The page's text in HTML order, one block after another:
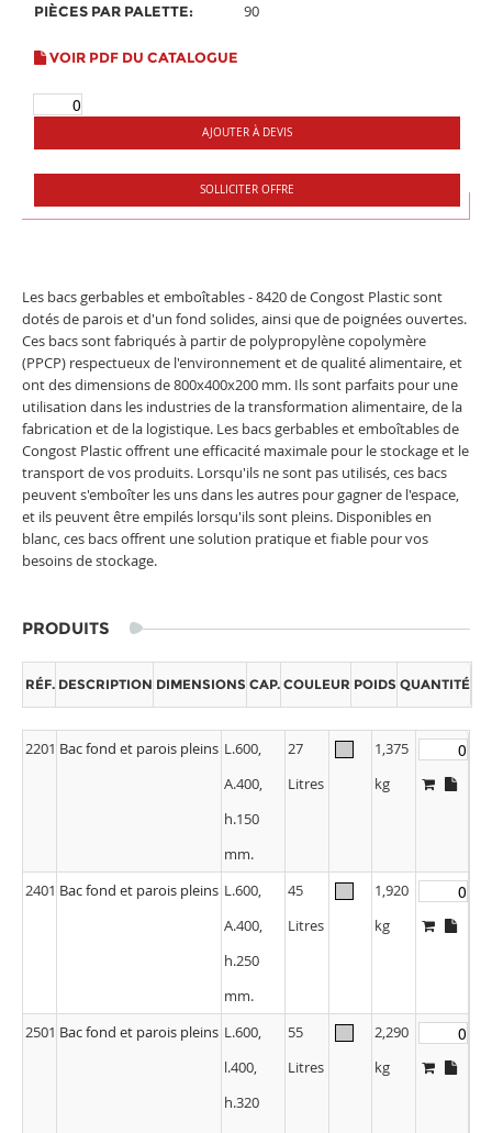
PIÈCES PAR PALETTE: 90
VOIR PDF DU CATALOGUE
AJOUTER À DEVIS
SOLLICITER OFFRE
Les bacs gerbables et emboîtables - 8420 de Congost Plastic sont
dotés de parois et d'un fond solides, ainsi que de poignées ouvertes.
Ces bacs sont fabriqués à partir de polypropylène copolymère
(PPCP) respectueux de l'environnement et de qualité alimentaire, et
ont des dimensions de 800x400x200 mm. Ils sont parfaits pour une
utilisation dans les industries de la transformation alimentaire, de la
fabrication et de la logistique. Les bacs gerbables et emboîtables de
Congost Plastic offrent une efficacité maximale pour le stockage et le
transport de vos produits. Lorsqu'ils ne sont pas utilisés, ces bacs
peuvent s'emboîter les uns dans les autres pour gagner de l'espace,
et ils peuvent être empilés lorsqu'ils sont pleins. Disponibles en
blanc, ces bacs offrent une solution pratique et fiable pour vos
besoins de stockage.
PRODUITS
RÉF. DESCRIPTION DIMENSIONS CAP. COULEUR POIDS QUANTITÉ
2201 Bac fond et parois pleins L.600,
A.400,
h.150
mm.
27
Litres
1,375
kg
2401 Bac fond et parois pleins L.600,
A.400,
h.250
mm.
45
Litres
1,920
kg
2501 Bac fond et parois pleins L.600,
l.400,
h.320
55
Litres
2,290
kg